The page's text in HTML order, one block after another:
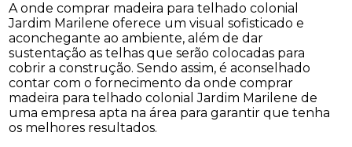
A onde comprar madeira para telhado colonial
Jardim Marilene oferece um visual sofisticado e
aconchegante ao ambiente, além de dar
sustentação as telhas que serão colocadas para
cobrir a construção. Sendo assim, é aconselhado
contar com o fornecimento da onde comprar
madeira para telhado colonial Jardim Marilene de
uma empresa apta na área para garantir que tenha
os melhores resultados.